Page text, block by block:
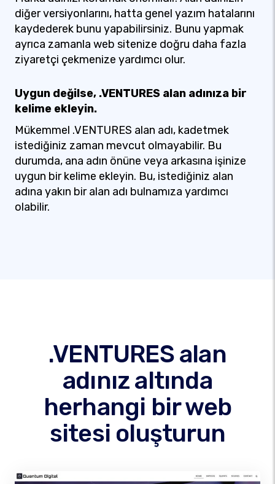
diğer versiyonlarını, hatta genel yazım hatalarını
kaydederek bunu yapabilirsiniz. Bunu yapmak
ayrıca zamanla web sitenize doğru daha fazla
ziyaretçi çekmenize yardımcı olur.
Uygun değilse, .VENTURES alan adınıza bir
kelime ekleyin.
Mükemmel .VENTURES alan adı, kadetmek
istediğiniz zaman mevcut olmayabilir. Bu
durumda, ana adın önüne veya arkasına işinize
uygun bir kelime ekleyin. Bu, istediğiniz alan
adına yakın bir alan adı bulnamıza yardımcı
olabilir.
.VENTURES alan
adınız altında
herhangi bir web
sitesi oluşturun